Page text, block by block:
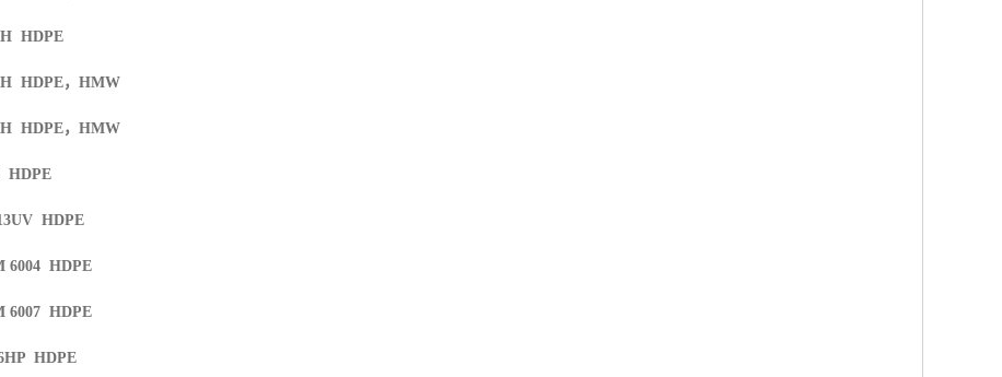
HDPE
HDPE， HMW
HDPE， HMW
HDPE
HDPE
6004 HDPE
6007 HDPE
HDPE